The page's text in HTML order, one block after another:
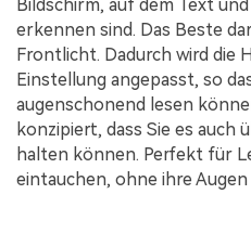
Bildschirm, auf dem Text
erkennen sind. Das Beste
Frontlicht. Dadurch wird die
Einstellung angepasst, so
augenschonend lesen
konzipiert, dass Sie es auch
halten können. Perfekt für
eintauchen, ohne ihre